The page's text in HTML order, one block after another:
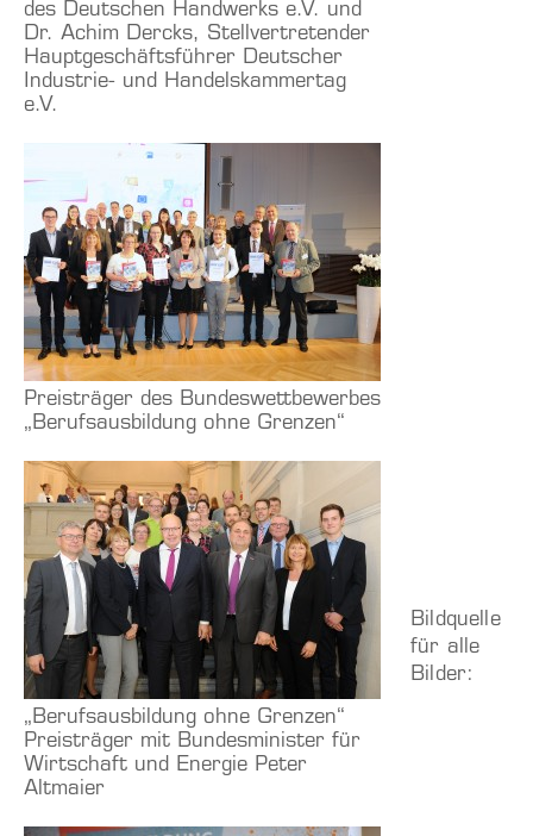
des Deutschen Handwerks e.V. und
Dr. Achim Dercks, Stellvertretender
Hauptgeschäftsführer Deutscher
Industrie- und Handelskammertag
e.V.
Preisträger des Bundeswettbewerbes
„Berufsausbildung ohne Grenzen“
„Berufsausbildung ohne Grenzen“
Preisträger mit Bundesminister für
Wirtschaft und Energie Peter
Altmaier
Bildquelle
für alle
Bilder: